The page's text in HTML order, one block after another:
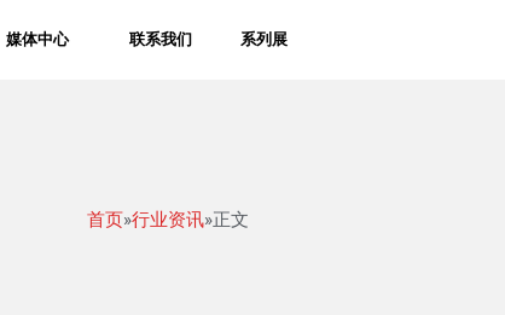
媒体中心 联系我们 系列展
首页»行业资讯»正文